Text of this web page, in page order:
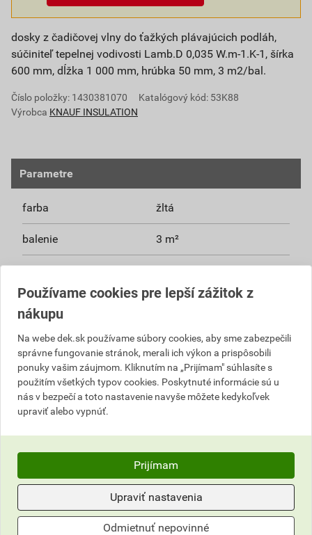
dosky z čadičovej vlny do ťažkých plávajúcich podláh,
súčiniteľ tepelnej vodivosti Lamb.D 0,035 W.m-1.K-1, šírka
600 mm, dĺžka 1 000 mm, hrúbka 50 mm, 3 m2/bal.
Číslo položky: 1430381070
Katalógový kód: 53K88
Výrobca KNAUF INSULATION
Parametre
farba žltá
balenie 3 m²
materiál minerálne vlákna - čadič
dĺžka 1 000 mm
hrúbka 50 mm
šírka 600 mm
hrana rovná
súčiniteľ tepelnej vodivosti 0,035 W/mK
faktor difúzneho odporu 1
Používame cookies pre lepší zážitok z
nákupu
Na webe dek.sk používame súbory cookies, aby sme zabezpečili
správne fungovanie stránok, merali ich výkon a prispôsobili
ponuky vašim záujmom. Kliknutím na „Prijímam" súhlasíte s
použitím všetkých typov cookies. Poskytnuté informácie sú u
nás v bezpečí a toto nastavenie navyše môžete kedykoľvek
upraviť alebo vypnúť.
Prijímam
Upraviť nastavenia
Odmietnuť nepovinné